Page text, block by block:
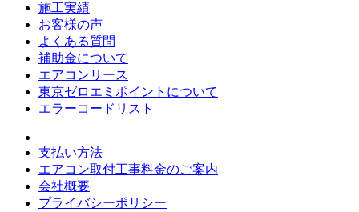
施工実績
お客様の声
よくある質問
補助金について
エアコンリース
東京ゼロエミポイントについて
エラーコードリスト
支払い方法
エアコン取付工事料金のご案内
会社概要
プライバシーポリシー